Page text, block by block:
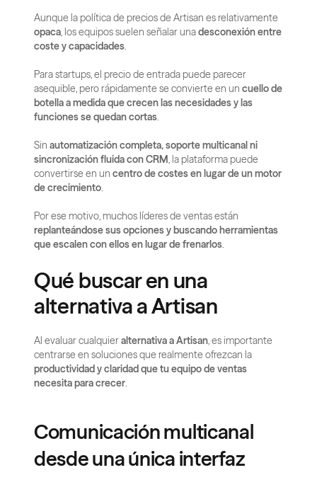
opaca, los equipos suelen señalar una desconexión entre
coste y capacidades.
Para startups, el precio de entrada puede parecer
asequible, pero rápidamente se convierte en un cuello de
botella a medida que crecen las necesidades y las
funciones se quedan cortas.
Sin automatización completa, soporte multicanal ni
sincronización fluida con CRM, la plataforma puede
convertirse en un centro de costes en lugar de un motor
de crecimiento.
replanteándose sus opciones y buscando herramientas
que escalen con ellos en lugar de frenarlos.
Qué buscar en una
alternativa a Artisan
Al evaluar cualquier alternativa a Artisan, es importante
productividad y claridad que tu equipo de ventas
necesita para crecer.
Comunicación multicanal
desde una única interfaz